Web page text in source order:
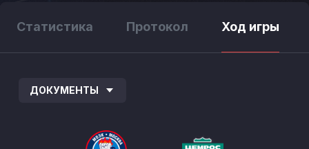
Статистика Протокол Ход игры
ДОКУМЕНТЫ